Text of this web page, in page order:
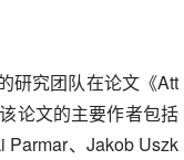
研究团队在论文《Att
论文的主要作者包括
Parmar、Jakob Uszk